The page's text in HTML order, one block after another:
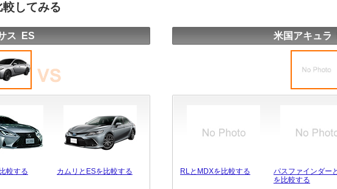
してみる
ス ES
較する カムリとESを比較する
米国アキュラ
RLとMDXを比較する
パスファインダー
を比較する